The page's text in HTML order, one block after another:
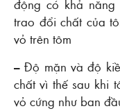
động có khả
trao đổi chất của
vỏ trên tôm
– Độ mặn và độ
chất vì thế sau khi
vỏ cứng như ban